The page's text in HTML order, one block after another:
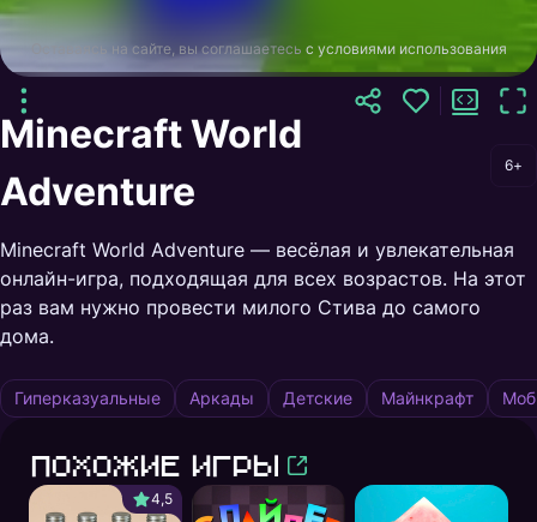
Оставаясь на сайте, вы соглашаетесь с условиями использования
Minecraft World
Adventure
6+
Minecraft World Adventure — весёлая и увлекательная
онлайн-игра, подходящая для всех возрастов. На этот
раз вам нужно провести милого Стива до самого
дома.
Гиперказуальные Аркады Детские Майнкрафт
Похожие игры
4,5